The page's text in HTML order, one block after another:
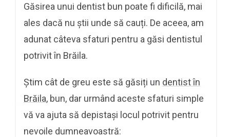
Găsirea unui dentist bun poate fi dificilă, mai
ales dacă nu știi unde să cauți. De aceea, am
adunat câteva sfaturi pentru a găsi dentistul
potrivit în Brăila.
Știm cât de greu este să găsiți un dentist în
Brăila, bun, dar urmând aceste sfaturi simple
vă va ajuta să depistași locul potrivit pentru
nevoile dumneavoastră: